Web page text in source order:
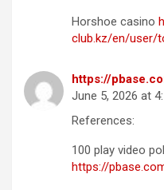
Horshoe casino
club.kz/en/user/
https://
June 5, 2026 at
References:
100 play video
https://